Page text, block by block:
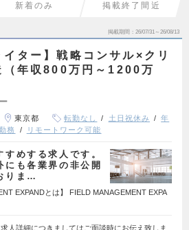
新着のみ 掲載終了間近
掲載期間 26/07/31～26/08/13
イター】戦略コンサル×クリ
（年収800万円～1200万
東京都 転勤なし 土日祝休み
年
務 リモートワーク可能
めする求人です。
にも各業界の非公開
りま…
EXPANDとは】 FIELD MANAGEMENT EXPA
人詳細につきましてはご面談時にお伝え致しま